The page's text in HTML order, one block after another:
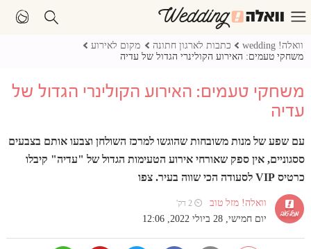
וואלה! wedding כתבות לארגון חתונה
מקום לאירוע
משחקי טעמים: האירוע הקולינרי הגדול של עדיה
משחקי טעמים: האירוע הקולינרי הגדול של
עדיה
עם שפע של מנות משובחות שהוגשו למרכז השולחן וצבעו אותם בצבעים
ססגוניים, אין ספק שאורחי אירוע הטעימות הגדול של "עדיה" קיבלו
כרטיס VIP לסעודה הכי שווה בעיר. צפו
וואלה! מזל טוב ⏲ 2 דק'
יום חמישי, 28 ביולי 2022, 12:06